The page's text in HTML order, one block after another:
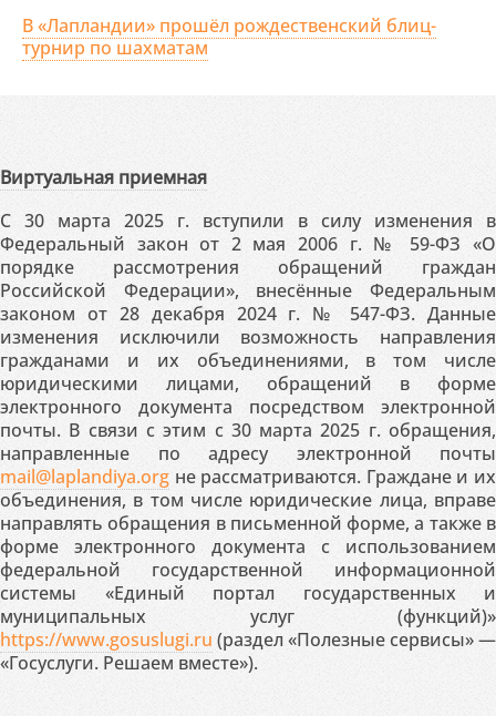
В «Лапландии» прошёл рождественский блиц-
турнир по шахматам
Виртуальная приемная
С 30 марта 2025 г. вступили в силу изменения в
Федеральный закон от 2 мая 2006 г. № 59-ФЗ «О
порядке рассмотрения обращений граждан
Российской Федерации», внесённые Федеральным
законом от 28 декабря 2024 г. № 547-ФЗ. Данные
изменения исключили возможность направления
гражданами и их объединениями, в том числе
юридическими лицами, обращений в форме
электронного документа посредством электронной
почты. В связи с этим с 30 марта 2025 г. обращения,
направленные по адресу электронной почты
mail@laplandiya.org не рассматриваются. Граждане и их
объединения, в том числе юридические лица, вправе
направлять обращения в письменной форме, а также в
форме электронного документа с использованием
федеральной государственной информационной
системы «Единый портал государственных и
муниципальных услуг (функций)»
https://www.gosuslugi.ru (раздел «Полезные сервисы» —
«Госуслуги. Решаем вместе»).